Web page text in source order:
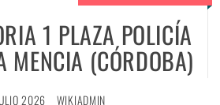
1 PLAZA POLICÍA
MENCIA (CÓRDOBA)
2026 WIKIADMIN